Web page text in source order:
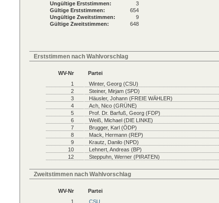
Ungültige Erststimmen:
3
Gültige Erststimmen:
654
Ungültige Zweitstimmen:
9
Gültige Zweitstimmen:
648
Erststimmen nach Wahlvorschlag
WV-Nr
Partei
1
Winter, Georg (CSU)
2
Steiner, Mirjam (SPD)
3
Häusler, Johann (FREIE WÄHLER)
4
Ach, Nico (GRÜNE)
5
Prof. Dr. Barfuß, Georg (FDP)
6
Weiß, Michael (DIE LINKE)
7
Brugger, Karl (ÖDP)
8
Mack, Hermann (REP)
9
Krautz, Danilo (NPD)
10
Lehnert, Andreas (BP)
12
Steppuhn, Werner (PIRATEN)
Zweitstimmen nach Wahlvorschlag
WV-Nr
Partei
1
CSU